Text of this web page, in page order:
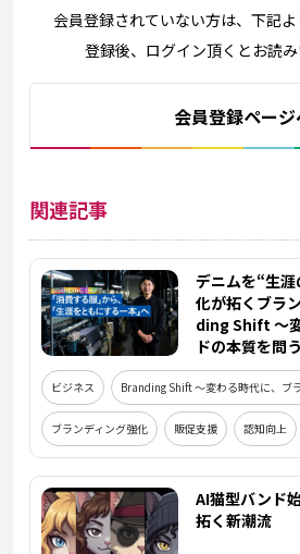
会員登録されていない方は、下記よ
登録後、ログイン頂くとお読み
会員登録ペー
関連記事
デニムを“生
化が拓くブラ
ding Shift ～
ドの本質を問う
ビジネス Branding Shift ～変わる時代に、ブ
ブランディング強化 販促支援 認知向上
AI猫型バンド
拓く新潮流